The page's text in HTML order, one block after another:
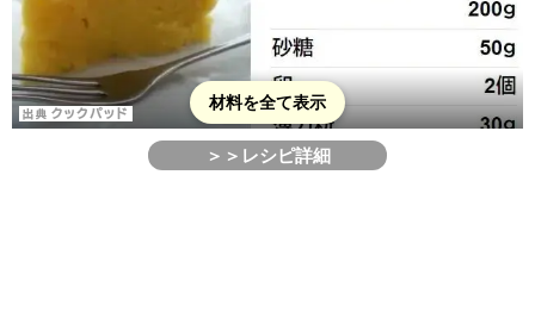
材料を全て表示
＞＞レシピ詳細